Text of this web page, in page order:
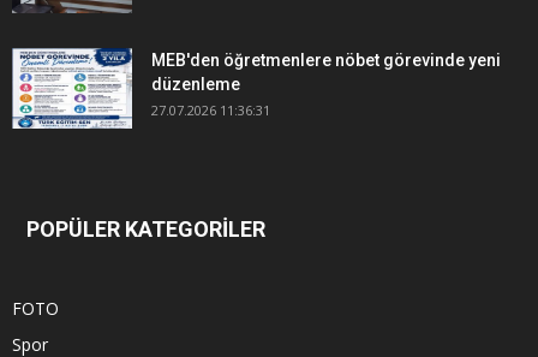
MEB'den öğretmenlere nöbet görevinde yeni
düzenleme
27.07.2026 11:36:31
POPÜLER KATEGORİLER
FOTO
Spor